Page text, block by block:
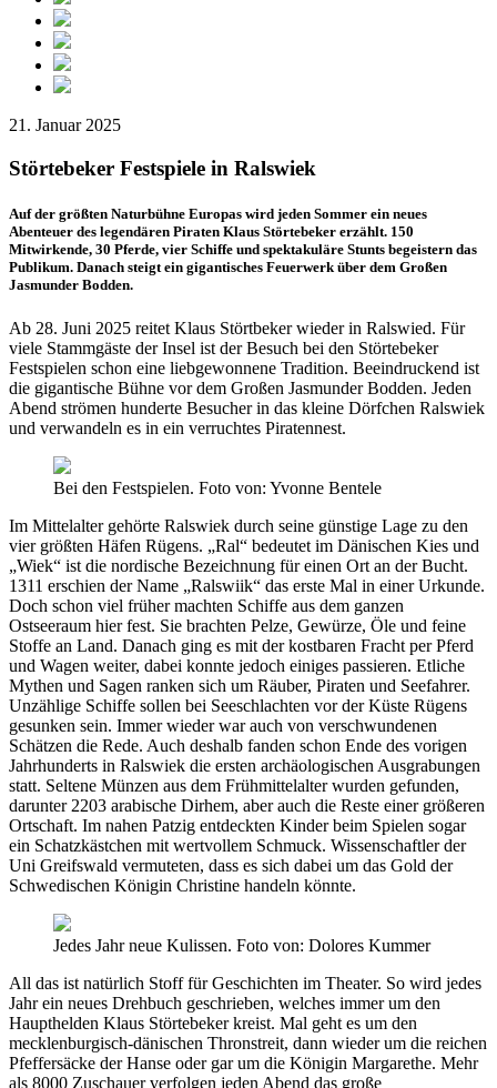
21. Januar 2025
Störtebeker Festspiele in Ralswiek
Auf der größten Naturbühne Europas wird jeden Sommer ein neues
Abenteuer des legendären Piraten Klaus Störtebeker erzählt. 150
Mitwirkende, 30 Pferde, vier Schiffe und spektakuläre Stunts begeistern das
Publikum. Danach steigt ein gigantisches Feuerwerk über dem Großen
Jasmunder Bodden.
Ab 28. Juni 2025 reitet Klaus Störtbeker wieder in Ralswied. Für
viele Stammgäste der Insel ist der Besuch bei den Störtebeker
Festspielen schon eine liebgewonnene Tradition. Beeindruckend ist
die gigantische Bühne vor dem Großen Jasmunder Bodden. Jeden
Abend strömen hunderte Besucher in das kleine Dörfchen Ralswiek
und verwandeln es in ein verruchtes Piratennest.
Bei den Festspielen. Foto von: Yvonne Bentele
Im Mittelalter gehörte Ralswiek durch seine günstige Lage zu den
vier größten Häfen Rügens. „Ral“ bedeutet im Dänischen Kies und
„Wiek“ ist die nordische Bezeichnung für einen Ort an der Bucht.
1311 erschien der Name „Ralswiik“ das erste Mal in einer Urkunde.
Doch schon viel früher machten Schiffe aus dem ganzen
Ostseeraum hier fest. Sie brachten Pelze, Gewürze, Öle und feine
Stoffe an Land. Danach ging es mit der kostbaren Fracht per Pferd
und Wagen weiter, dabei konnte jedoch einiges passieren. Etliche
Mythen und Sagen ranken sich um Räuber, Piraten und Seefahrer.
Unzählige Schiffe sollen bei Seeschlachten vor der Küste Rügens
gesunken sein. Immer wieder war auch von verschwundenen
Schätzen die Rede. Auch deshalb fanden schon Ende des vorigen
Jahrhunderts in Ralswiek die ersten archäologischen Ausgrabungen
statt. Seltene Münzen aus dem Frühmittelalter wurden gefunden,
darunter 2203 arabische Dirhem, aber auch die Reste einer größeren
Ortschaft. Im nahen Patzig entdeckten Kinder beim Spielen sogar
ein Schatzkästchen mit wertvollem Schmuck. Wissenschaftler der
Uni Greifswald vermuteten, dass es sich dabei um das Gold der
Schwedischen Königin Christine handeln könnte.
Jedes Jahr neue Kulissen. Foto von: Dolores Kummer
All das ist natürlich Stoff für Geschichten im ­Theater. So wird jedes
Jahr ein neues Drehbuch geschrieben, welches immer um den
Haupthelden Klaus Störtebeker kreist. Mal geht es um den
mecklenburgisch-dänischen Thronstreit, dann wieder um die reichen
Pfeffersäcke der Hanse oder gar um die Königin Margarethe. Mehr
als 8000 Zuschauer verfolgen jeden Abend das große